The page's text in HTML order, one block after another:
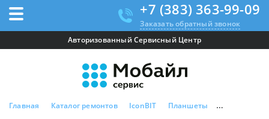
+7 (383) 363-99-09
Заказать обратный звонок
Авторизованный Сервисный Центр
Главная Каталог ремонтов IconBIT Планшеты IconBIT